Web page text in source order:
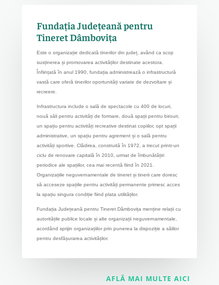
Fundația Județeană pentru
Tineret Dâmbovița
Este o organizație dedicată tinerilor din județ, având ca scop
susținerea și promovarea activităților destinate acestora.
Înființată în anul 1990, fundația administrează o infrastructură
vastă care oferă tinerilor oportunități variate de dezvoltare și
recreere.
Infrastructura include o sală de spectacole cu 400 de locuri,
nouă săli pentru activități de formare, două spații pentru birouri,
un spațiu pentru activități recreative destinat copiilor, opt spații
administrative, un spațiu pentru agrement și o sală pentru
activități sportive. Clădirea, construită în 1972, a trecut printr-un
ciclu de renovare capitală în 2010, urmat de îmbunătățiri
periodice ale spațiilor, cea mai recentă fiind în 2021.
Organizațiile neguvernamentale de tineret și tinerii care doresc
să acceseze spațiile pentru activități permanente primesc acces
la spațiu singura condiție fiind plata utilităților.
Fundația Județeană pentru Tineret Dâmbovița menține relații cu
autoritățile publice locale și alte organizații neguvernamentale,
acordând sprijin organizațiilor prin punerea la dispoziție a sălilor
pentru desfășurarea activităților.
AFLĂ MAI MULTE AICI